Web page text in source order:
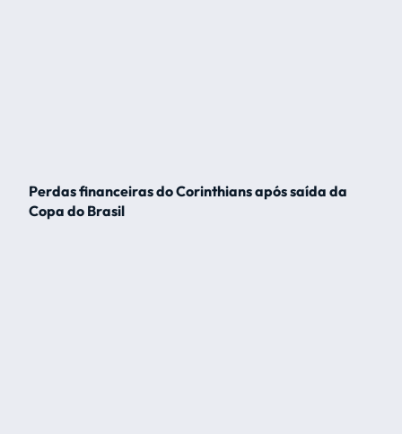
Perdas financeiras do Corinthians após saída da
Copa do Brasil